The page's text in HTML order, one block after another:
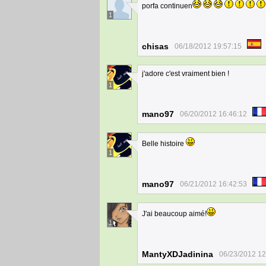
1
porfa continuen
chisas 06/18/2012 19:57:15
1
j'adore c'est vraiment bien !
mano97 06/20/2012 16:46:12
1
Belle histoire
mano97 06/21/2012 16:42:53
1
J'ai beaucoup aimé!
MantyXDJadinina 06/23/2012